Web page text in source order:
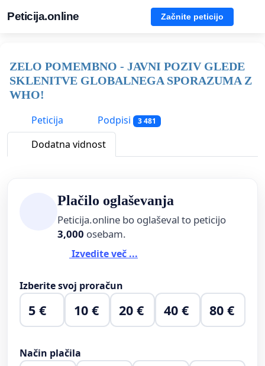
Peticija.online Začnite peticijo
ZELO POMEMBNO - JAVNI POZIV GLEDE
SKLENITVE GLOBALNEGA SPORAZUMA Z
WHO!
Peticija
Podpisi 3 481
Dodatna vidnost
Plačilo oglaševanja
Peticija.online bo oglaševal to peticijo
3,000 osebam.
Izvedite več ...
Izberite svoj proračun
5 € 10 € 20 € 40 € 80 €
Način plačila